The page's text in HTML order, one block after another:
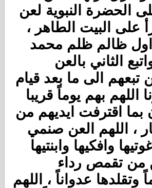
الحضرة النبوية لعن
على البيت الطاهر ،
اول ظالم ظلم محمد
الثاني بالعن
تبعهم الى ما بعد قيام
اللهم بهم يوماً قريبا
بما اقترفت ايديهم من
، اللهم العن صنمي
وافكيها وابنتيها
من تقمص رداء
وتقلدها عدواناً ، اللهم